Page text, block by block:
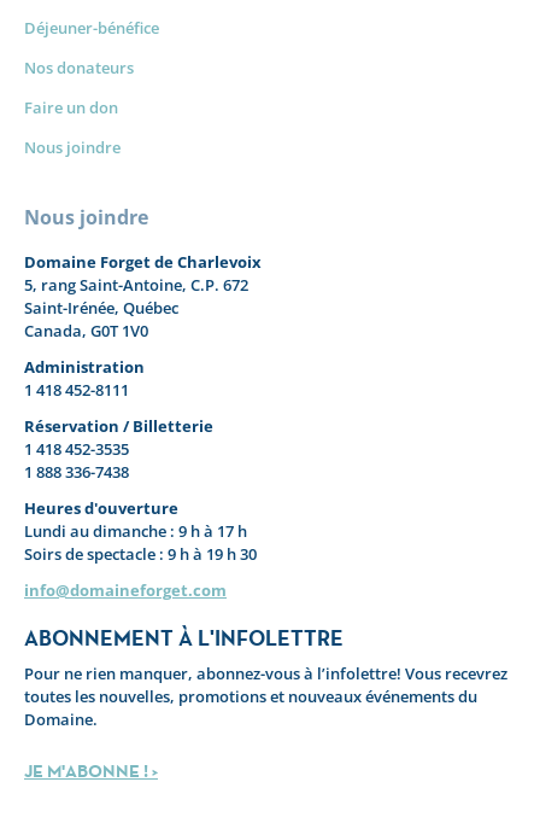
Nous joindre
Domaine Forget de Charlevoix
5, rang Saint-Antoine, C.P. 672
Saint-Irénée, Québec
Canada, G0T 1V0
Administration
1 418 452-8111
Réservation / Billetterie
1 418 452-3535
1 888 336-7438
Heures d'ouverture
Lundi au dimanche : 9 h à 17 h
Soirs de spectacle : 9 h à 19 h 30
info@domaineforget.com
ABONNEMENT À L'INFOLETTRE
Pour ne rien manquer, abonnez-vous à l’infolettre! Vous recevrez
toutes les nouvelles, promotions et nouveaux événements du
Domaine.
JE M'ABONNE ! >
Déjeuner-bénéfice
Nos donateurs
Faire un don
Nous joindre